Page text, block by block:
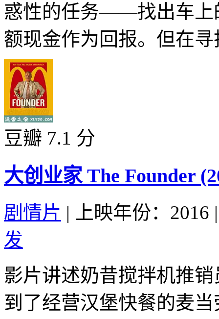
惑性的任务——找出车上
额现金作为回报。但在
豆瓣 7.1 分
大创业家 The Founder
剧情片 | 上映年份：2016 |
发
影片讲述奶昔搅拌机推
到了经营汉堡快餐的麦